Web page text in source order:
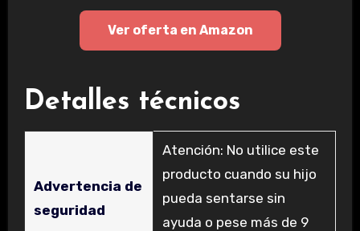
Ver oferta en Amazon
Detalles técnicos
Advertencia de
seguridad
‎Atención: No utilice este
producto cuando su hijo
pueda sentarse sin
ayuda o pese más de 9